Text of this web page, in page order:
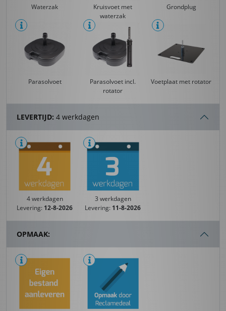
Waterzak
Kruisvoet met
waterzak
Grondplug
Parasolvoet
Parasolvoet incl.
rotator
Voetplaat met rotator
LEVERTIJD: 4 werkdagen
4 werkdagen
Levering: 12-8-2026
3 werkdagen
Levering: 11-8-2026
OPMAAK: